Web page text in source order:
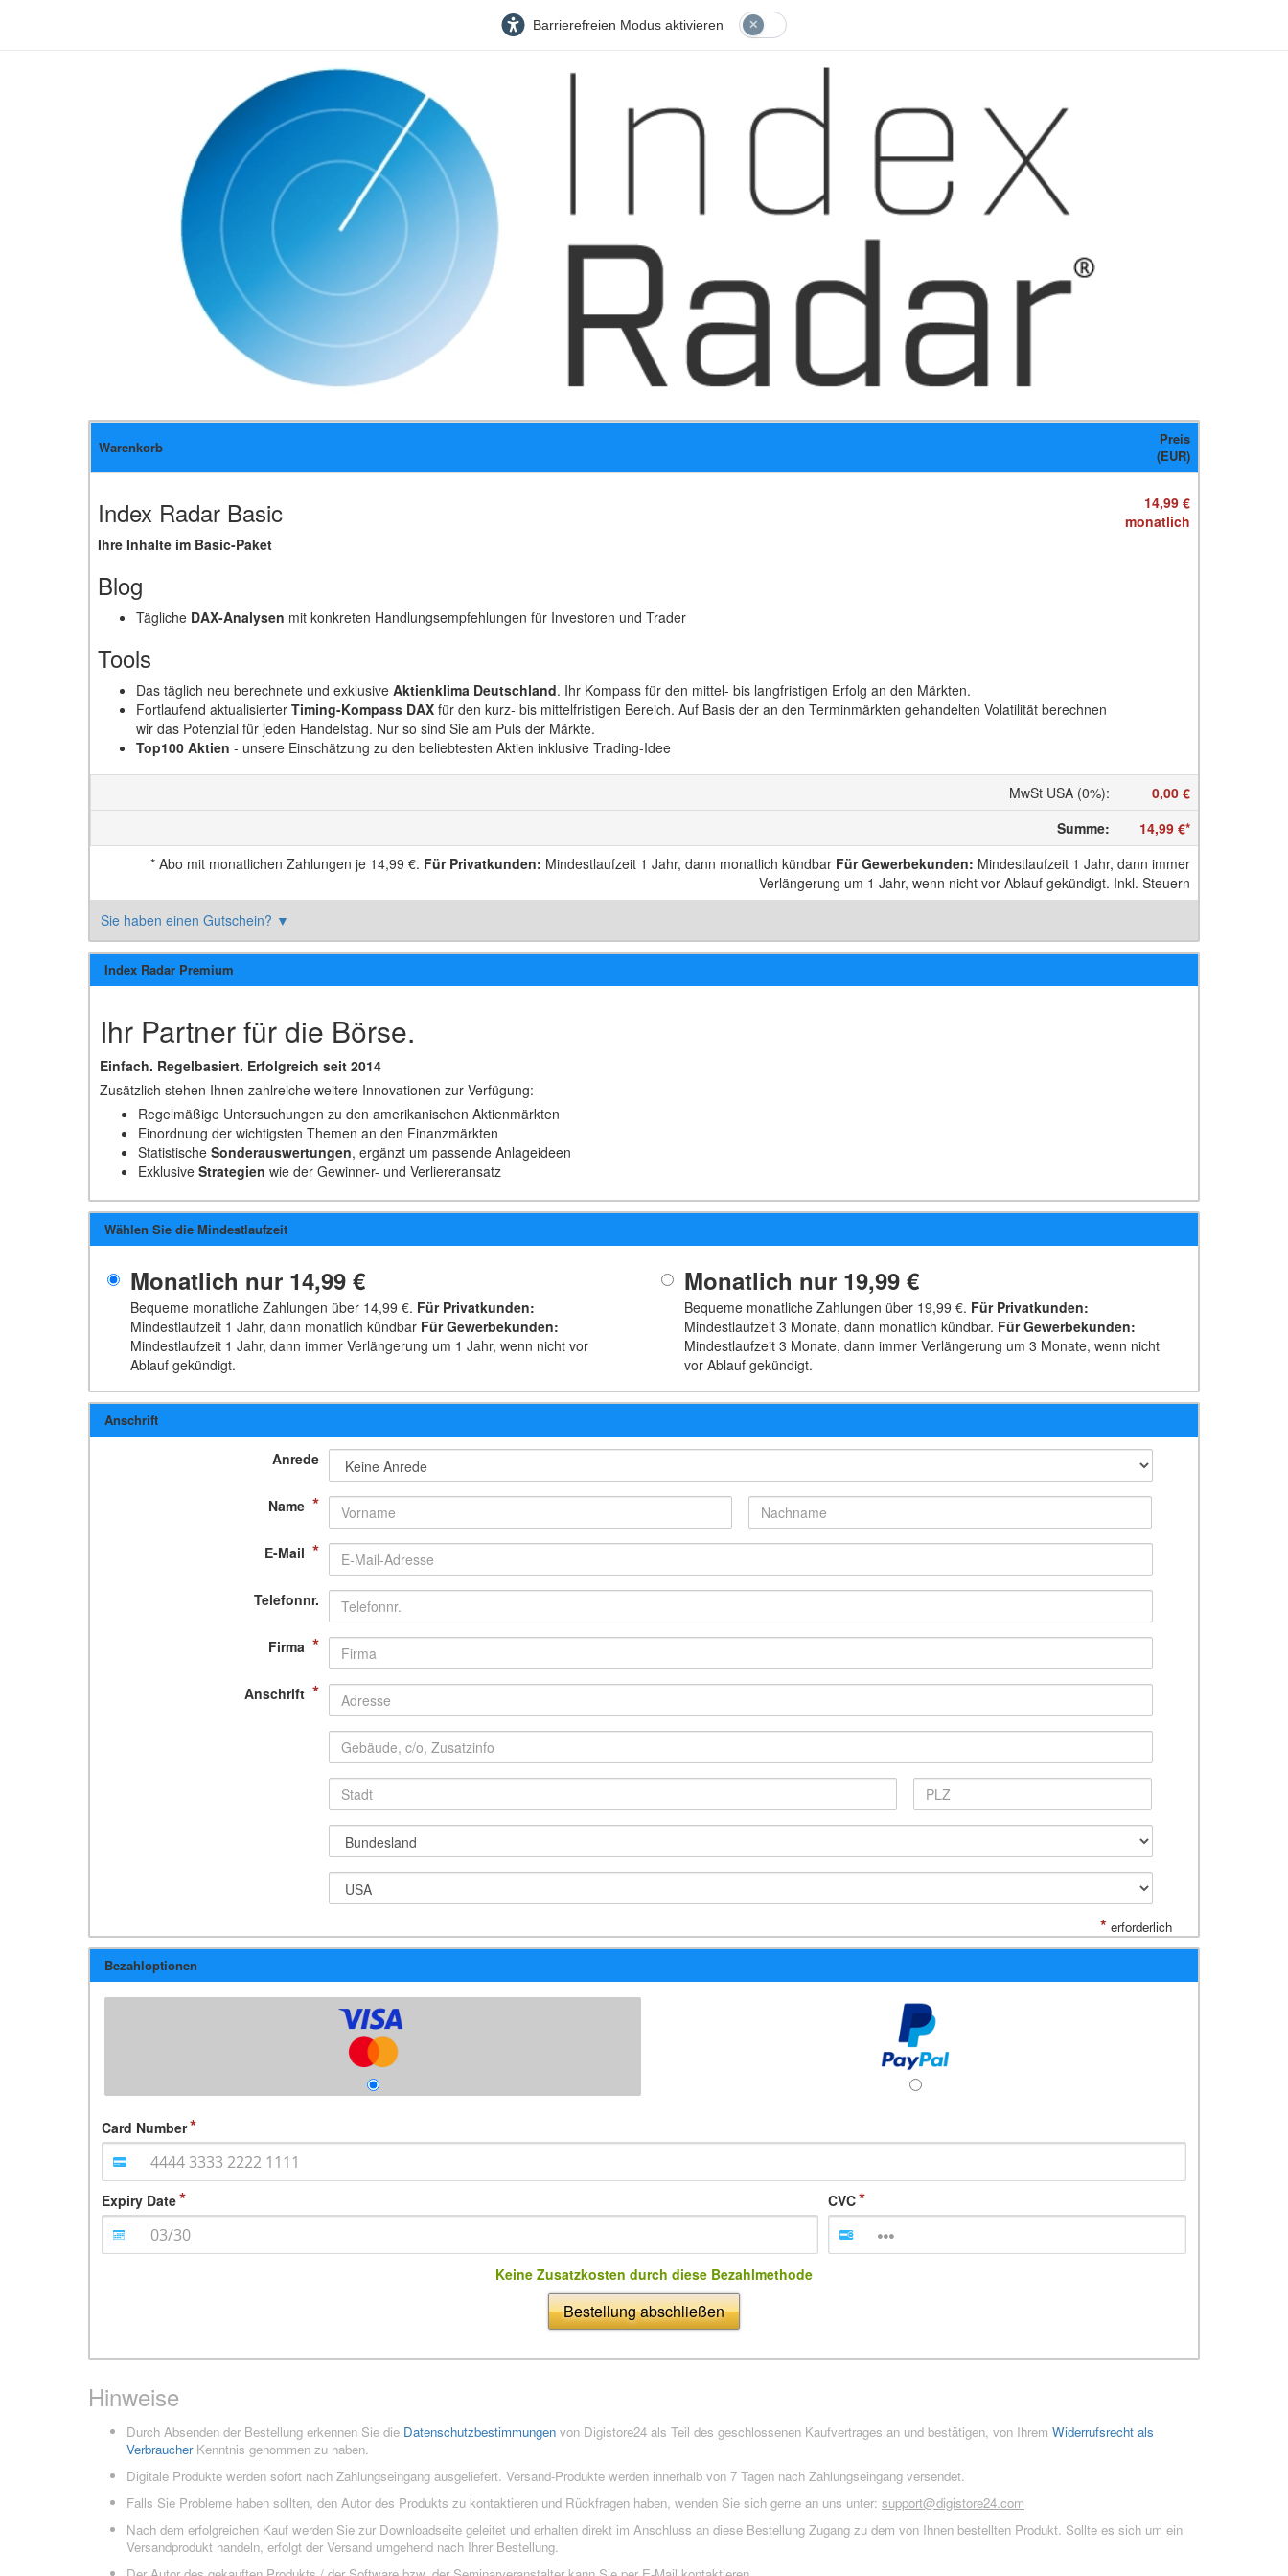
Barrierefreien Modus aktivieren
Warenkorb
Preis
(EUR)
Index Radar Basic
Ihre Inhalte im Basic-Paket
Blog
Tägliche DAX-Analysen mit konkreten Handlungsempfehlungen für Investoren und Trader
Tools
Das täglich neu berechnete und exklusive Aktienklima Deutschland. Ihr Kompass für den mittel- bis langfristigen Erfolg an den Märkten.
Fortlaufend aktualisierter Timing-Kompass DAX für den kurz- bis mittelfristigen Bereich. Auf Basis der an den Terminmärkten gehandelten Volatilität berechnen
wir das Potenzial für jeden Handelstag. Nur so sind Sie am Puls der Märkte.
Top100 Aktien - unsere Einschätzung zu den beliebtesten Aktien inklusive Trading-Idee
14,99 €
monatlich
MwSt USA (0%):
0,00 €
Summe: 14,99 €*
* Abo mit monatlichen Zahlungen je 14,99 €. Für Privatkunden: Mindestlaufzeit 1 Jahr, dann monatlich kündbar Für Gewerbe­kunden: Mindestlaufzeit 1 Jahr, dann immer
Verlängerung um 1 Jahr, wenn nicht vor Ablauf gekündigt. Inkl. Steuern
Sie haben einen Gutschein? ▼
Index Radar Premium
Ihr Partner für die Börse.
Einfach. Regelbasiert. Erfolgreich seit 2014
Zusätzlich stehen Ihnen zahlreiche weitere Innovationen zur Verfügung:
Regelmäßige Untersuchungen zu den amerikanischen Aktienmärkten
Einordnung der wichtigsten Themen an den Finanzmärkten
Statistische Sonderauswertungen, ergänzt um passende Anlageideen
Exklusive Strategien wie der Gewinner- und Verliereransatz
Wählen Sie die Mindestlaufzeit
Monatlich nur 14,99 €
Bequeme monatliche Zahlungen über 14,99 €. Für Privatkunden:
Mindestlaufzeit 1 Jahr, dann monatlich kündbar Für Gewerbe­kunden:
Mindestlaufzeit 1 Jahr, dann immer Verlängerung um 1 Jahr, wenn nicht vor
Ablauf gekündigt.
Monatlich nur 19,99 €
Bequeme monatliche Zahlungen über 19,99 €. Für Privatkunden:
Mindestlaufzeit 3 Monate, dann monatlich kündbar. Für Gewerbe­kunden:
Mindestlaufzeit 3 Monate, dann immer Verlängerung um 3 Monate, wenn nicht
vor Ablauf gekündigt.
Anschrift
Anrede
Name *
E-Mail *
Telefonnr.
Firma *
Anschrift *
* erforderlich
Bezahloptionen
Card Number
Expiry Date CVC
Keine Zusatzkosten durch diese Bezahlmethode
Bestellung abschließen
Hinweise
Durch Absenden der Bestellung erkennen Sie die Datenschutzbestimmungen von Digistore24 als Teil des geschlossenen Kaufvertrages an und bestätigen, von Ihrem Widerrufsrecht als
VerbraucherKenntnis genommen zu haben.
Digitale Produkte werden sofort nach Zahlungseingang ausgeliefert. Versand-Produkte werden innerhalb von 7 Tagen nach Zahlungseingang versendet.
Falls Sie Probleme haben sollten, den Autor des Produkts zu kontaktieren und Rückfragen haben, wenden Sie sich gerne an uns unter: support@digistore24.com
Nach dem erfolgreichen Kauf werden Sie zur Downloadseite geleitet und erhalten direkt im Anschluss an diese Bestellung Zugang zu dem von Ihnen bestellten Produkt. Sollte es sich um ein
Versandprodukt handeln, erfolgt der Versand umgehend nach Ihrer Bestellung.